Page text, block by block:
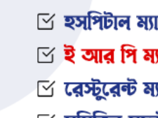
ইফতার
জামায়াত
তিনজনের